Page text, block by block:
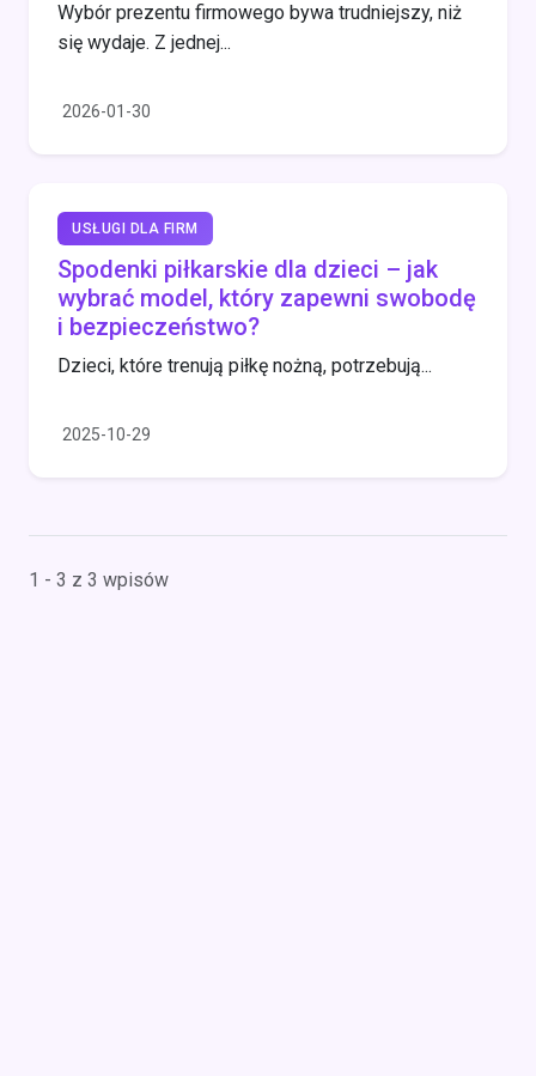
Wybór prezentu firmowego bywa trudniejszy, niż
się wydaje. Z jednej...
2026-01-30
USŁUGI DLA FIRM
Spodenki piłkarskie dla dzieci – jak
wybrać model, który zapewni swobodę
i bezpieczeństwo?
Dzieci, które trenują piłkę nożną, potrzebują...
2025-10-29
1 - 3 z 3 wpisów